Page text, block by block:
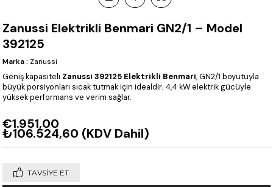
Zanussi Elektrikli Benmari GN2/1 – Model
392125
Marka : Zanussi
Geniş kapasiteli Zanussi 392125 Elektrikli Benmari, GN2/1 boyutuyla
büyük porsiyonları sıcak tutmak için idealdir. 4,4 kW elektrik gücüyle
yüksek performans ve verim sağlar.
€1.951,00
₺106.524,60 (KDV Dahil)
TAVSIYE ET